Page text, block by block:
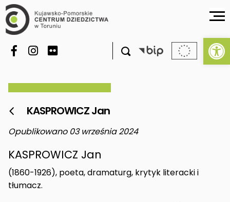

 KASPROWICZ Jan
Opublikowano 03 września 2024
KASPROWICZ Jan
(1860-1926), poeta, dramaturg, krytyk literacki i
tłumacz.